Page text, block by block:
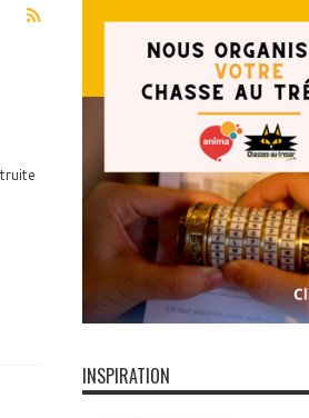
INSPIRATION